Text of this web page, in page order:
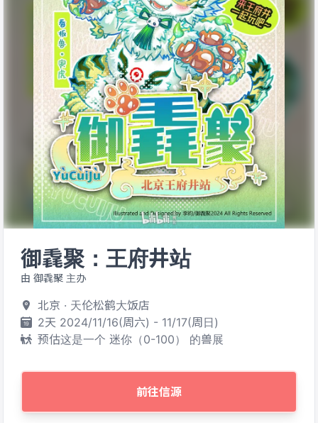
御毳聚：王府井站
由 御毳聚 主办
北京 · 天伦松鹤大饭店
2天 2024/11/16(周六) - 11/17(周日)
预估这是一个 迷你（0-100） 的兽展
前往信源